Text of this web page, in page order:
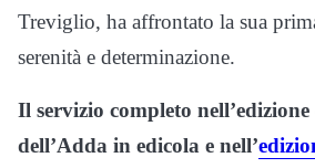
Treviglio, ha affrontato la sua
serenità e determinazione.
Il servizio completo
dell’Adda in edicola e nell’